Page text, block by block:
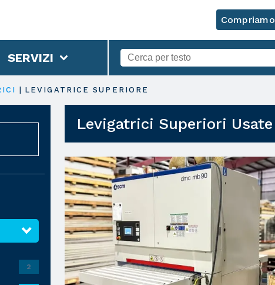
Compriamo
SERVIZI
LEVIGATRICE SUPERIORE
2
Levigatrici Superiori Usate